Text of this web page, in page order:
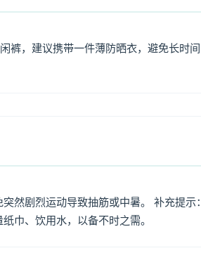
裤，建议携带一件薄防晒衣，避免长时间
然剧烈运动导致抽筋或中暑。 补充提示：
巾、饮用水，以备不时之需。